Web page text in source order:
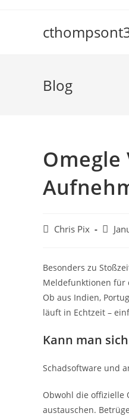
Blog
Omegle
Chris Pix
Besonders zu
Meldefunktionen für
Ob aus Indien,
läuft in Echtzeit –
Kann man
Schadsoftware und
Obwohl die offizielle
austauschen.